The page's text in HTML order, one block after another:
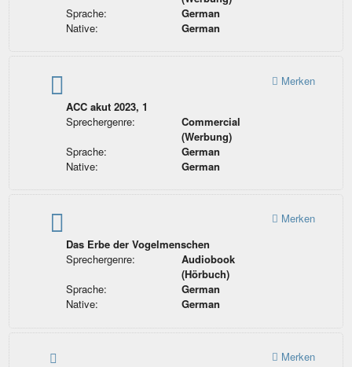
Sprache:
German
Native:
German
ACC akut 2023, 1
Sprechergenre:
Commercial
(Werbung)
Sprache:
German
Native:
German
Merken
Das Erbe der Vogelmenschen
Sprechergenre:
Audiobook
(Hörbuch)
Sprache:
German
Native:
German
Merken
Merken